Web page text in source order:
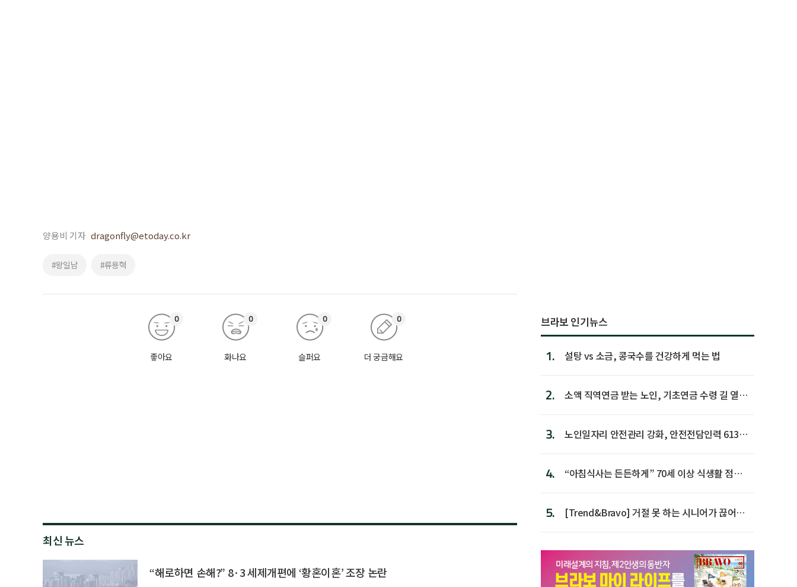
양용비 기자 dragonfly@etoday.co.kr
#왕일남 #류용혁
좋아요
0
화나요
0
슬퍼요
0
더 궁금해요
0
최신 뉴스
“해로하면 손해?” 8·3 세제개편에 ‘황혼이혼’ 조장 논란
브라보 인기뉴스
1. 설탕 vs 소금, 콩국수를 건강하게 먹는 법
2.
소액 직역연금 받는 노인, 기초연금 수령 길 열린
3.
노인일자리 안전관리 강화, 안전전담인력 613명
4.
“아침식사는 든든하게” 70세 이상 식생활 점수
5.
[Trend&Bravo] 거절 못 하는 시니어가 끊어야